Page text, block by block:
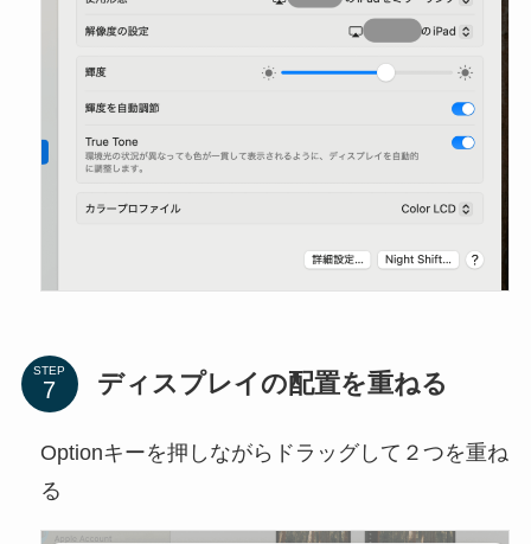
STEP ディスプレイの配置を重ねる
Optionキーを押しながらドラッグして２つを重ね
る